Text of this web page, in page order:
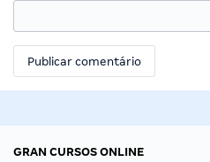
GRAN CURSOS ONLINE